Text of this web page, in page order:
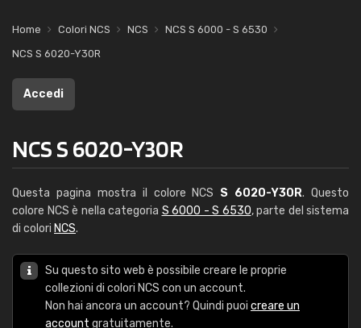
Home Colori NCS NCS
NCS S 6000 - S 6530
NCS S 6020-Y30R
Accedi
NCS S 6020-Y30R
Questa pagina mostra il colore NCS S 6020-Y30R. Questo
colore NCS è nella categoria S 6000 - S 6530, parte del sistema
di colori NCS.
Su questo sito web è possibile creare le proprie
collezioni di colori NCS con un account.
Non hai ancora un account? Quindi puoi creare un
account gratuitamente.